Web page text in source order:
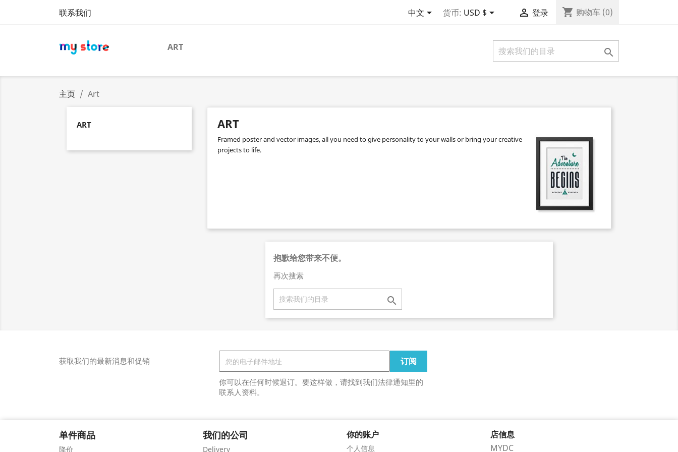
联系我们 中文 货币: USD $  登录 shopping_cart 购物车 (0)
ART 
主页 Art
ART ART
Framed poster and vector images, all you need to give personality to your walls or bring your creative
projects to life.
抱歉给您带来不便。
再次搜索

获取我们的最新消息和促销
你可以在任何时候退订。要这样做，请找到我们法律通知里的
联系人资料。
单件商品
降价
我们的公司
Delivery
你的账户
个人信息
店信息
MYDC